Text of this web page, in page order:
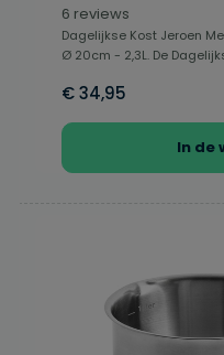
Gemiddelde
6 reviews
Dagelijkse Kost Jeroen
Ø 20cm - 2,3L. De
€ 34,95
In de